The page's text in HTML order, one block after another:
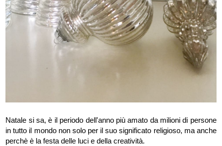
Natale si sa, è il periodo dell'anno più amato da milioni di persone
in tutto il mondo non solo per il suo significato religioso, ma anche
perchè è la festa delle luci e della creatività.